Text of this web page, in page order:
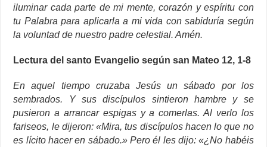
iluminar cada parte de mi mente, corazón y espíritu con
tu Palabra para aplicarla a mi vida con sabiduría según
la voluntad de nuestro padre celestial. Amén.
Lectura del santo Evangelio según san Mateo 12, 1-8
En aquel tiempo cruzaba Jesús un sábado por los
sembrados. Y sus discípulos sintieron hambre y se
pusieron a arrancar espigas y a comerlas. Al verlo los
fariseos, le dijeron: «Mira, tus discípulos hacen lo que no
es lícito hacer en sábado.» Pero él les dijo: «¿No habéis